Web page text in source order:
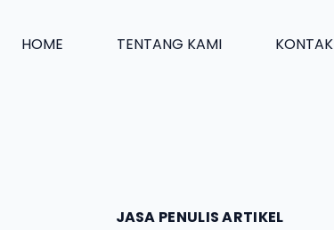
HOME TENTANG KAMI KONTAK
JASA PENULIS ARTIKEL